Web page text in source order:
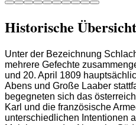
Historische Übersicht
Unter der Bezeichnung
mehrere Gefechte
und 20. April 1809
Abens und Große Laaber
begegneten sich das
Karl und die französische
unterschiedlichen Intentionen